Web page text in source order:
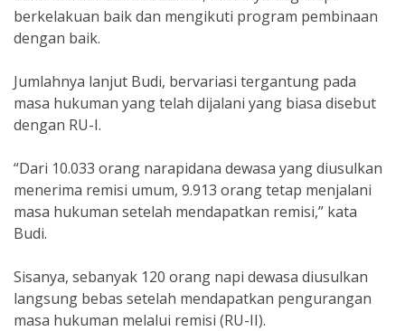
berkelakuan baik dan mengikuti program pembinaan
dengan baik.
Jumlahnya lanjut Budi, bervariasi tergantung pada
masa hukuman yang telah dijalani yang biasa disebut
dengan RU-I.
“Dari 10.033 orang narapidana dewasa yang diusulkan
menerima remisi umum, 9.913 orang tetap menjalani
masa hukuman setelah mendapatkan remisi,” kata
Budi.
Sisanya, sebanyak 120 orang napi dewasa diusulkan
langsung bebas setelah mendapatkan pengurangan
masa hukuman melalui remisi (RU-II).